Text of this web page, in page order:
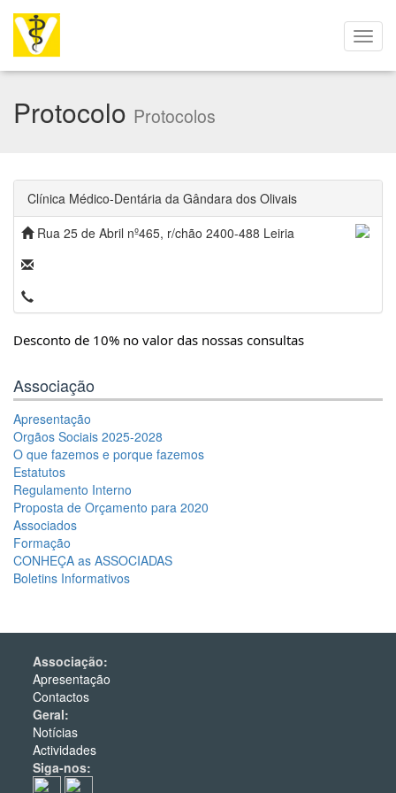
Protocolo Protocolos
Clínica Médico-Dentária da Gândara dos Olivais
Rua 25 de Abril nº465, r/chão 2400-488 Leiria
Desconto de 10% no valor das nossas consultas
Associação
Apresentação
Orgãos Sociais 2025-2028
O que fazemos e porque fazemos
Estatutos
Regulamento Interno
Proposta de Orçamento para 2020
Associados
Formação
CONHEÇA as ASSOCIADAS
Boletins Informativos
Associação:
Apresentação
Contactos
Geral:
Notícias
Actividades
Siga-nos: